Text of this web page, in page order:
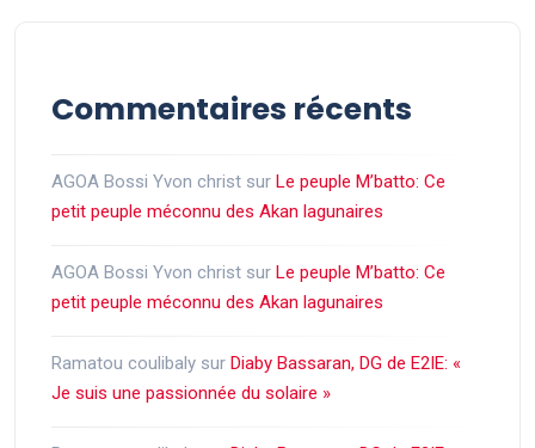
Commentaires récents
AGOA Bossi Yvon christ sur Le peuple M’batto: Ce
petit peuple méconnu des Akan lagunaires
AGOA Bossi Yvon christ sur Le peuple M’batto: Ce
petit peuple méconnu des Akan lagunaires
Ramatou coulibaly sur Diaby Bassaran, DG de E2IE: «
Je suis une passionnée du solaire »